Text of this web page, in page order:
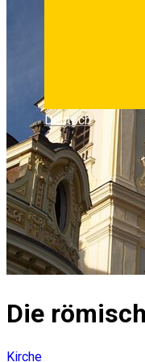
Deutsch
Die
Kirche